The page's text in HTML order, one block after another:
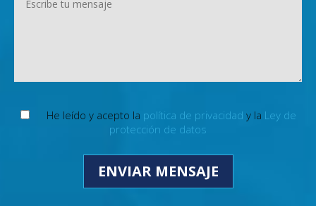
He leído y acepto la política de privacidad y la Ley de
protección de datos